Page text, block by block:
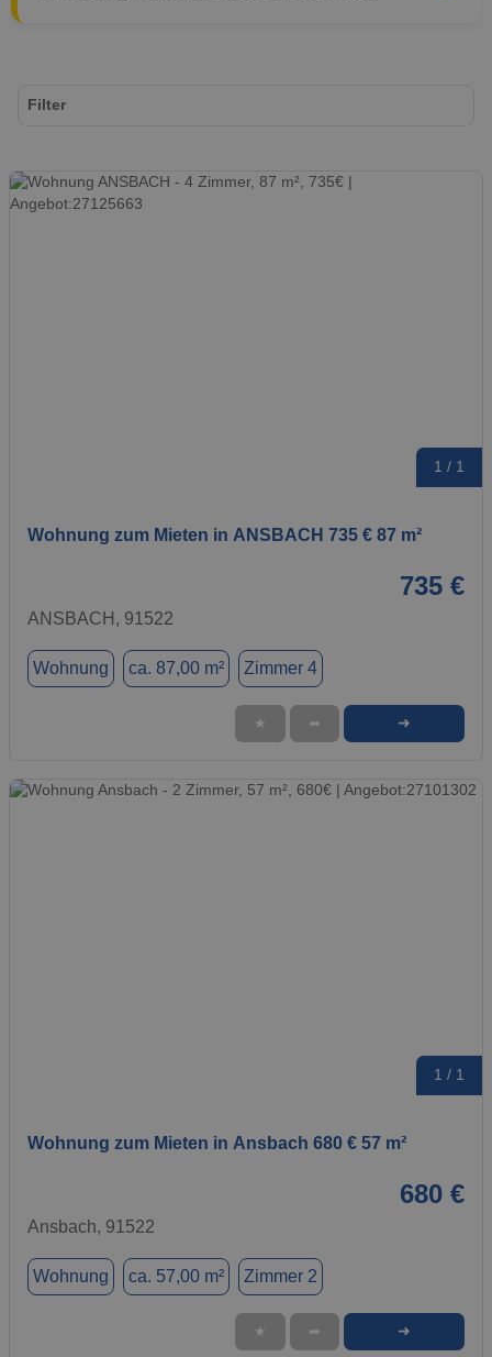
1 / 1
Wohnung zum Mieten in ANSBACH 735 € 87 m²
735 €
ANSBACH, 91522
Wohnung ca. 87,00 m² Zimmer 4
★ ➦ ➜
1 / 1
Wohnung zum Mieten in Ansbach 680 € 57 m²
680 €
Ansbach, 91522
Wohnung ca. 57,00 m² Zimmer 2
★ ➦ ➜
Filter